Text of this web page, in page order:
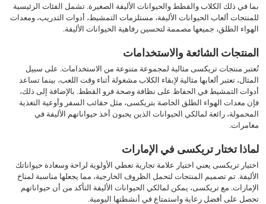
بما في ذلك الكلاب والقطط والحيوانات الأليفة الصغيرة. تشمل الفئات الرئيسية
للمنتجات ألعاب الحيوانات الأليفة، مستلزمات التمشيط، أدوات التدريب، ومعدات
الهواء الطلق، جميعها مصممة لتحسين رفاهية الحيوانات الأليفة.
المنتجات الشائعة والاستخدامات
تُعتبر منتجات تريكسى مثالية لمجموعة متنوعة من الاستخدامات. على سبيل
المثال، تعتبر ألعابها مثالية لإبقاء الكلاب مشغولة أثناء وقت اللعب، بينما تساعد
أدوات التمشيط في الحفاظ على نظافة وصحة فرو القطط. بالإضافة إلى ذلك،
فإن معدات الهواء الطلق الخاصة بتريكسى، مثل حقائب السفر وأوعية التغذية
المحمولة، رائعة لمالكي الحيوانات الذين يحبون أخذ حيواناتهم الأليفة في
مغامرات.
لماذا تختار تريكسى في الإمارات
اختيار تريكسى يعني اختيار علامة تجارية تعطي الأولوية لراحة وسعادة حيواناتك
الأليفة. تم تصميم المنتجات لتحمل الظروف الخارجية، مما يجعلها مناسبة لمناخ
الإمارات. مع تريكسى، يمكن لمالكي الحيوانات الأليفة التأكد من أن حيواناتهم
تحصل على أفضل رعاية واستمتاع في أنشطتها اليومية.